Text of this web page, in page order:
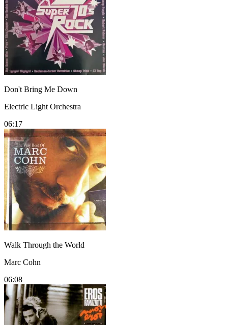
Don't Bring Me Down
Electric Light Orchestra
06:17
Walk Through the World
Marc Cohn
06:08